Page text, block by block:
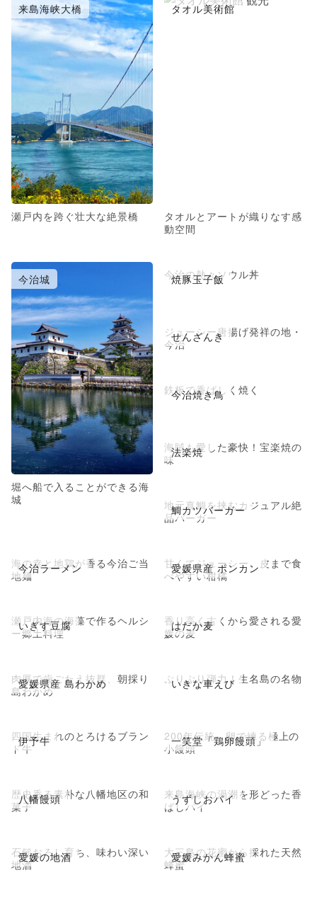
来島海峡大橋
瀬戸内を跨ぐ壮大な絶景橋
タオル美術館
タオルとアートが織りなす感
動空間
今治城
堀へ船で入ることができる海
城
焼豚玉子飯
今治の熱々ソウル丼
せんざんき
ジューシー唐揚げ発祥の地・
今治
今治焼き鳥
鉄板で香ばしく焼く
法楽焼
海賊も愛した豪快！宝楽焼の
味
鯛カツバーガー
地元真鯛を挟むカジュアル絶
品バーガー
今治ラーメン
海の幸と地鶏が香る今治ご当
地麺
愛媛県産 ポンカン
甘くてジューシー、皮まで食
べやすい柑橘
いぎす豆腐
瀬戸内海の海藻で作るヘルシ
ー郷土料理
はだか麦
香り高く古くから愛される愛
媛の麦
愛媛県産 島わかめ
肉厚で歯ごたえ抜群、朝採り
島わかめ
いきな車えび
ぷりぷり弾力！生名島の名物
伊予牛
四国生まれのとろけるブラン
ド牛
一笑堂「鶏卵饅頭」
200年伝統、卵で練る極上の
小饅頭
八幡饅頭
歴史香る素朴な八幡地区の和
菓子
うずしおパイ
来島海峡の渦潮を形どった香
ばしパイ
愛媛の地酒
石鎚おろし育ち、味わい深い
地酒
愛媛みかん蜂蜜
大三島の花蜜から採れた天然
蜂蜜